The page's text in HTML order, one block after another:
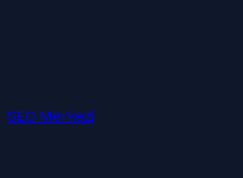
SEO Merkezi